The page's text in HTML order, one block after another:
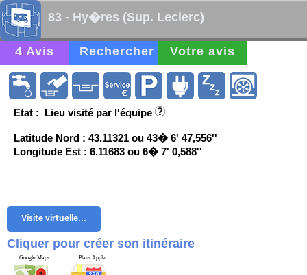
83 - Hy�res (Sup. Leclerc)
4 Avis Rechercher Votre avis
Etat : Lieu visité par l'équipe
Latitude Nord : 43.11321 ou 43� 6' 47,556''
Longitude Est : 6.11683 ou 6� 7' 0,588''
Visite virtuelle...
Cliquer pour créer son itinéraire
Google Maps Plans Apple